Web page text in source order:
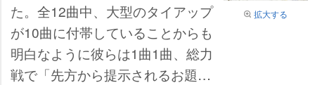
拡大する
た。全12曲中、大型のタイアップ
が10曲に付帯していることからも
明白なように彼らは1曲1曲、総力
戦で「先方から提示されるお題」